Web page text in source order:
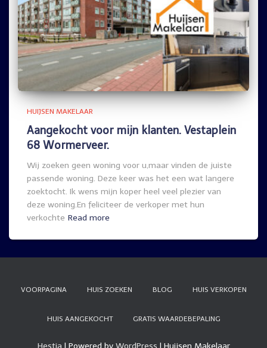
HUIJSEN MAKELAAR
Aangekocht voor mijn klanten. Vestaplein
68 Wormerveer.
Wij zoeken geen woning voor u,maar vinden de juiste
passende woning. Deze keer was het een wat langere
zoektocht. Ik wens mijn koper heel veel plezier van
deze woning.En feliciteer de verkoper met hun
verkochte Read more
VOORPAGINA HUIS ZOEKEN BLOG HUIS VERKOPEN
HUIS AANGEKOCHT GRATIS WAARDEBEPALING
Hestia | Powered by WordPress | Huijsen Makelaar